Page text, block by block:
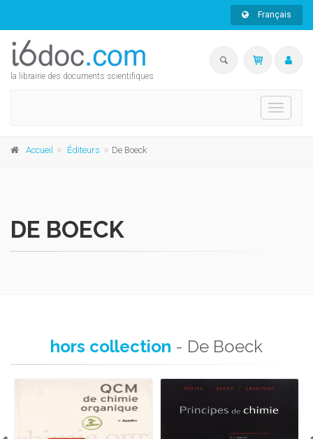
Français
la librairie des documents scientifiques
Toggle
Accueil Éditeurs De Boeck
DE BOECK
hors collection - De Boeck